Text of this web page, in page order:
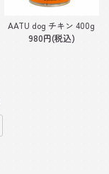
AATU dog チキン 400g
980円(税込)